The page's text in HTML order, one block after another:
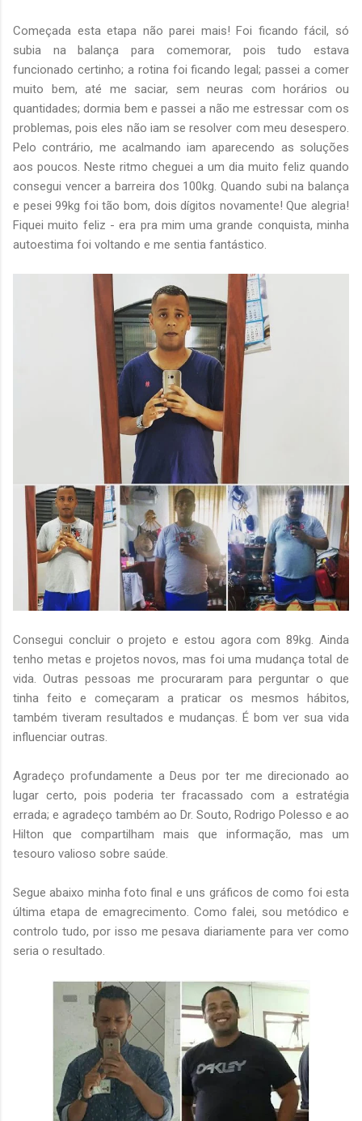
Começada esta etapa não parei mais! Foi ficando fácil, só
subia na balança para comemorar, pois tudo estava
funcionado certinho; a rotina foi ficando legal; passei a comer
muito bem, até me saciar, sem neuras com horários ou
quantidades; dormia bem e passei a não me estressar com os
problemas, pois eles não iam se resolver com meu desespero.
Pelo contrário, me acalmando iam aparecendo as soluções
aos poucos. Neste ritmo cheguei a um dia muito feliz quando
consegui vencer a barreira dos 100kg. Quando subi na balança
e pesei 99kg foi tão bom, dois dígitos novamente! Que alegria!
Fiquei muito feliz - era pra mim uma grande conquista, minha
autoestima foi voltando e me sentia fantástico.
Consegui concluir o projeto e estou agora com 89kg. Ainda
tenho metas e projetos novos, mas foi uma mudança total de
vida. Outras pessoas me procuraram para perguntar o que
tinha feito e começaram a praticar os mesmos hábitos,
também tiveram resultados e mudanças. É bom ver sua vida
influenciar outras.
Agradeço profundamente a Deus por ter me direcionado ao
lugar certo, pois poderia ter fracassado com a estratégia
errada; e agradeço também ao Dr. Souto, Rodrigo Polesso e ao
Hilton que compartilham mais que informação, mas um
tesouro valioso sobre saúde.
Segue abaixo minha foto final e uns gráficos de como foi esta
última etapa de emagrecimento. Como falei, sou metódico e
controlo tudo, por isso me pesava diariamente para ver como
seria o resultado.